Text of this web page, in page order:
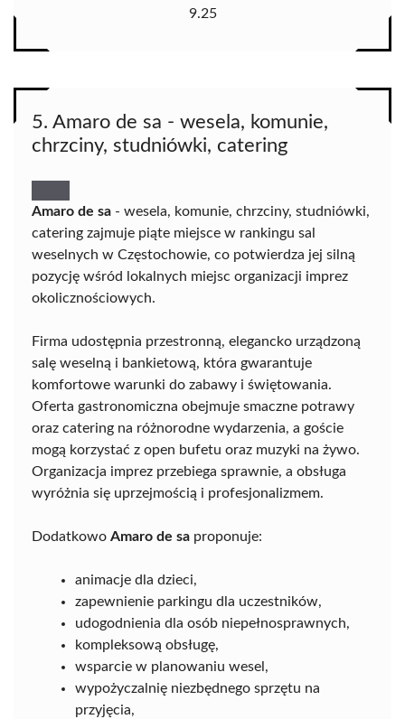
9.25
5. Amaro de sa - wesela, komunie,
chrzciny, studniówki, catering
Amaro de sa - wesela, komunie, chrzciny, studniówki,
catering zajmuje piąte miejsce w rankingu sal
weselnych w Częstochowie, co potwierdza jej silną
pozycję wśród lokalnych miejsc organizacji imprez
okolicznościowych.
Firma udostępnia przestronną, elegancko urządzoną
salę weselną i bankietową, która gwarantuje
komfortowe warunki do zabawy i świętowania.
Oferta gastronomiczna obejmuje smaczne potrawy
oraz catering na różnorodne wydarzenia, a goście
mogą korzystać z open bufetu oraz muzyki na żywo.
Organizacja imprez przebiega sprawnie, a obsługa
wyróżnia się uprzejmością i profesjonalizmem.
Dodatkowo Amaro de sa proponuje:
animacje dla dzieci,
zapewnienie parkingu dla uczestników,
udogodnienia dla osób niepełnosprawnych,
kompleksową obsługę,
wsparcie w planowaniu wesel,
wypożyczalnię niezbędnego sprzętu na
przyjęcia,